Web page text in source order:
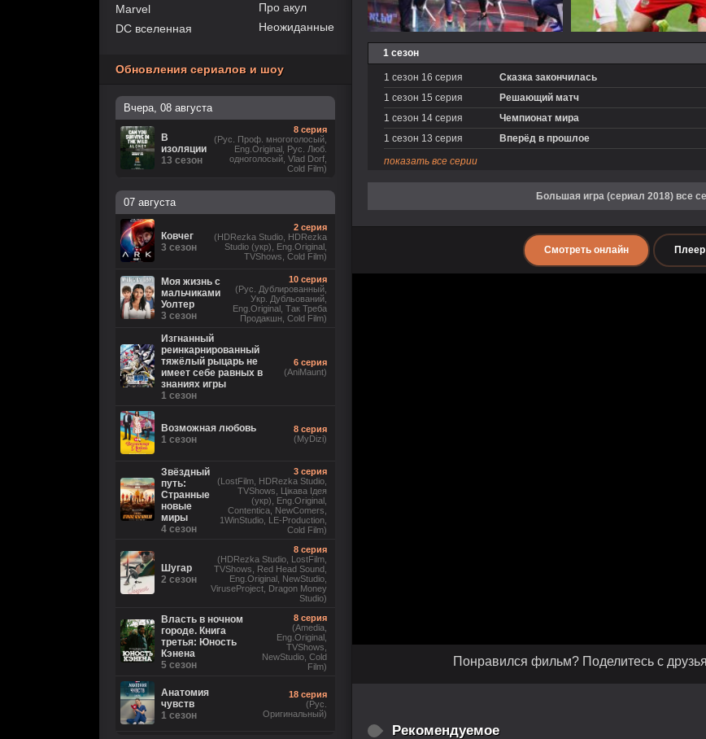
1 сезон
1 сезон 16 серия Сказка закончилась
1 сезон 15 серия
Решающий матч
1 сезон 14 серия
Чемпионат мира
1 сезон 13 серия
Вперёд в прошлое
показать все серии
Большая игра (сериал 2018) все
Смотреть онлайн Плеер
Понравился фильм? Поделитесь с
Рекомендуемое
Marvel
DC вселенная
Про акул
Неожиданные
Обновления сериалов и шоу
Вчера, 08 августа
В
изоляции
13 сезон
8 серия
(Рус. Проф. многоголосый,
Eng.Original, Рус. Люб.
одноголосый, Vlad Dorf,
Cold Film)
07 августа
Ковчег
3 сезон
2 серия
(HDRezka Studio, HDRezka
Studio (укр), Eng.Original,
TVShows, Cold Film)
Моя жизнь с
мальчиками
Уолтер
3 сезон
10 серия
(Рус. Дублированный,
Укр. Дубльований,
Eng.Original, Так Треба
Продакшн, Cold Film)
Изгнанный
реинкарнированный
тяжёлый рыцарь не
имеет себе равных в
знаниях игры
1 сезон
6 серия
(AniMaunt)
Возможная любовь
1 сезон
8 серия
(MyDizi)
Звёздный
путь:
Странные
новые
миры
4 сезон
3 серия
(LostFilm, HDRezka Studio,
TVShows, Цікава Ідея
(укр), Eng.Original,
Contentica, NewComers,
1WinStudio, LE-Production,
Cold Film)
Шугар
2 сезон
8 серия
(HDRezka Studio, LostFilm,
TVShows, Red Head Sound,
Eng.Original, NewStudio,
ViruseProject, Dragon Money
Studio)
Власть в ночном
городе. Книга
третья: Юность
Кэнена
5 сезон
8 серия
(Amedia,
Eng.Original,
TVShows,
NewStudio, Cold
Film)
Анатомия
чувств
1 сезон
18 серия
(Рус.
Оригинальный)